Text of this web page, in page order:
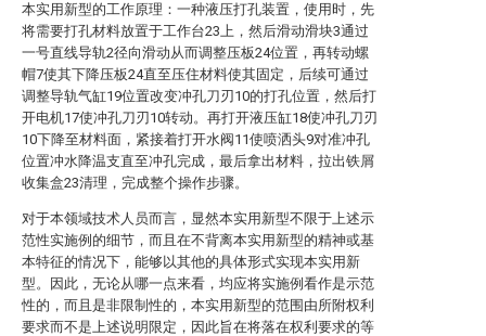
本实用新型的工作原理：一种液压打孔装置，使用时，先
将需要打孔材料放置于工作台23上，然后滑动滑块3通过
一号直线导轨2径向滑动从而调整压板24位置，再转动螺
帽7使其下降压板24直至压住材料使其固定，后续可通过
调整导轨气缸19位置改变冲孔刀刃10的打孔位置，然后打
开电机17使冲孔刀刃10转动。再打开液压缸18使冲孔刀刃
10下降至材料面，紧接着打开水阀11使喷洒头9对准冲孔
位置冲水降温支直至冲孔完成，最后拿出材料，拉出铁屑
收集盒23清理，完成整个操作步骤。
对于本领域技术人员而言，显然本实用新型不限于上述示
范性实施例的细节，而且在不背离本实用新型的精神或基
本特征的情况下，能够以其他的具体形式实现本实用新
型。因此，无论从哪一点来看，均应将实施例看作是示范
性的，而且是非限制性的，本实用新型的范围由所附权利
要求而不是上述说明限定，因此旨在将落在权利要求的等